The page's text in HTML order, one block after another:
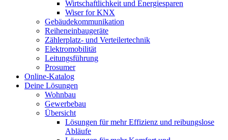
Wirtschaftlichkeit und Energiesparen
Wiser for KNX
Gebäudekommunikation
Reiheneinbaugeräte
Zählerplatz- und Verteilertechnik
Elektromobilität
Leitungsführung
Prosumer
Online-Katalog
Deine Lösungen
Wohnbau
Gewerbebau
Übersicht
Lösungen für mehr Effizienz und reibungslose
Abläufe